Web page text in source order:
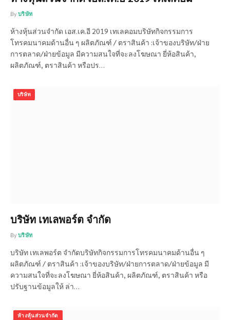
By บริษัท
ห้างหุ้นส่วนจำกัด เอส.เค.อี 2019 เทเลคอมบริษัทกิจกรรมการ
โทรคมนาคมด้านอื่น ๆ ผลิตภัณฑ์ / ตราสินค้า :เจ้าของบริษัท/ฝ่าย
การตลาด/ฝ่ายข้อมูล มีความสนใจที่จะลงโฆษณา ยี่ห้อสินค้า,
ผลิตภัณฑ์, ตราสินค้า หรือปร…
บริษัท
บริษัท เทเลพอร์ต จำกัด
By บริษัท
บริษัท เทเลพอร์ต จำกัดบริษัทกิจกรรมการโทรคมนาคมด้านอื่น ๆ
ผลิตภัณฑ์ / ตราสินค้า :เจ้าของบริษัท/ฝ่ายการตลาด/ฝ่ายข้อมูล มี
ความสนใจที่จะลงโฆษณา ยี่ห้อสินค้า, ผลิตภัณฑ์, ตราสินค้า หรือ
ปรับฐานข้อมูลให้ ล่า…
ห้างหุ้นส่วนจำกัด